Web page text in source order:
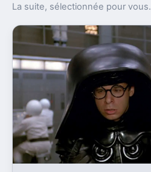
La suite, sélectionnée pour vous.